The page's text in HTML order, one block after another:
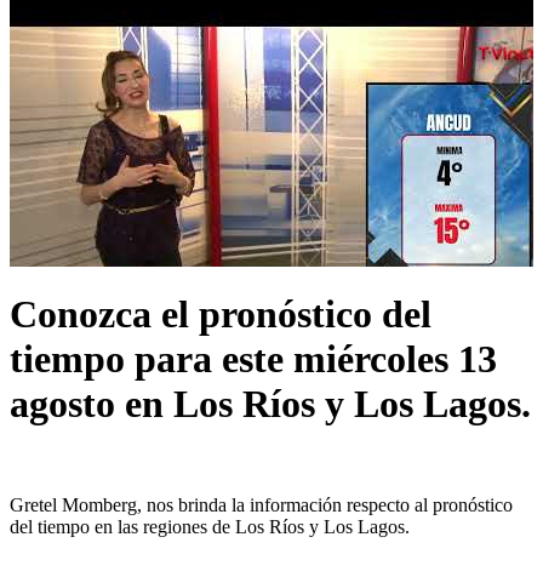
Conozca el pronóstico del
tiempo para este miércoles 13
agosto en Los Ríos y Los Lagos.
Gretel Momberg, nos brinda la información respecto al pronóstico
del tiempo en las regiones de Los Ríos y Los Lagos.